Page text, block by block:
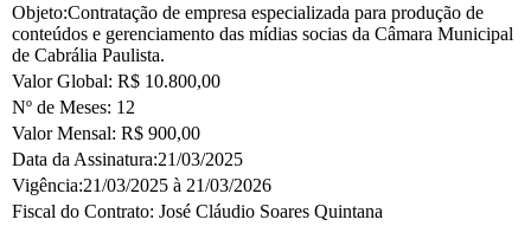
Objeto:Contratação de empresa especializada para produção de
conteúdos e gerenciamento das mídias socias da Câmara Municipal
de Cabrália Paulista.
Valor Global: R$ 10.800,00
Nº de Meses: 12
Valor Mensal: R$ 900,00
Data da Assinatura:21/03/2025
Vigência:21/03/2025 à 21/03/2026
Fiscal do Contrato: José Cláudio Soares Quintana